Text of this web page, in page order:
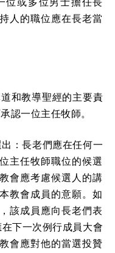
人的職位應在長老當
和教導聖經的主要責
認一位主任牧師。
：長老們應在任何一
主任牧師職位的候選
會應考慮候選人的講
教會成員的意願。如
該成員應向長老們表
下一次例行成員大會
會應對他的當選投贊